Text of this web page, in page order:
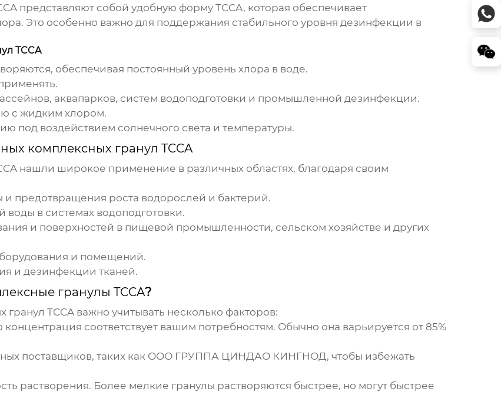
представляют собой удобную форму TCCA, которая обеспечивает
Это особенно важно для поддержания стабильного уровня дезинфекции в
TCCA
обеспечивая постоянный уровень хлора в воде.
аквапарков, систем водоподготовки и промышленной дезинфекции.
с жидким хлором.
воздействием солнечного света и температуры.
комплексных гранул TCCA
нашли широкое применение в различных областях, благодаря своим
предотвращения роста водорослей и бактерий.
в системах водоподготовки.
и поверхностей в пищевой промышленности, сельском хозяйстве и других
и помещений.
и дезинфекции тканей.
гранулы TCCA?
гранул TCCAважно учитывать несколько факторов:
концентрация соответствует вашим потребностям. Обычно она варьируется от 85%
поставщиков, таких как ООО ГРУППА ЦИНДАО КИНГНОД, чтобы избежать
растворения. Более мелкие гранулы растворяются быстрее, но могут быстрее